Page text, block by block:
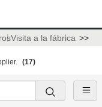
Visita a la fábrica >>
(17)